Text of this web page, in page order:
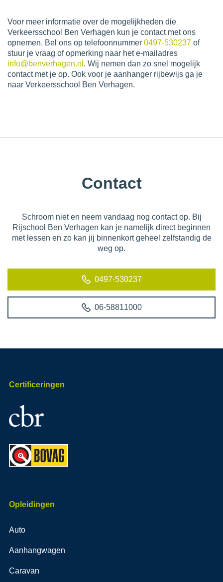
Voor meer informatie over de mogelijkheden die
Verkeersschool Ben Verhagen kun je contact met ons
opnemen. Bel ons op telefoonnummer 0497-530237 of
stuur je vraag of opmerking naar het e-mailadres
info@benverhagen.nl . Wij nemen dan zo snel mogelijk
contact met je op. Ook voor je aanhanger rijbewijs ga je
naar Verkeersschool Ben Verhagen.
Contact
Schroom niet en neem vandaag nog contact op. Bij
Rijschool Ben Verhagen kan je namelijk direct beginnen
met lessen en zo kan jij binnenkort geheel zelfstandig de
weg op.
0497-530237
06-58811000
Certificeringen
Opleidingen
Auto
Aanhangwagen
Caravan